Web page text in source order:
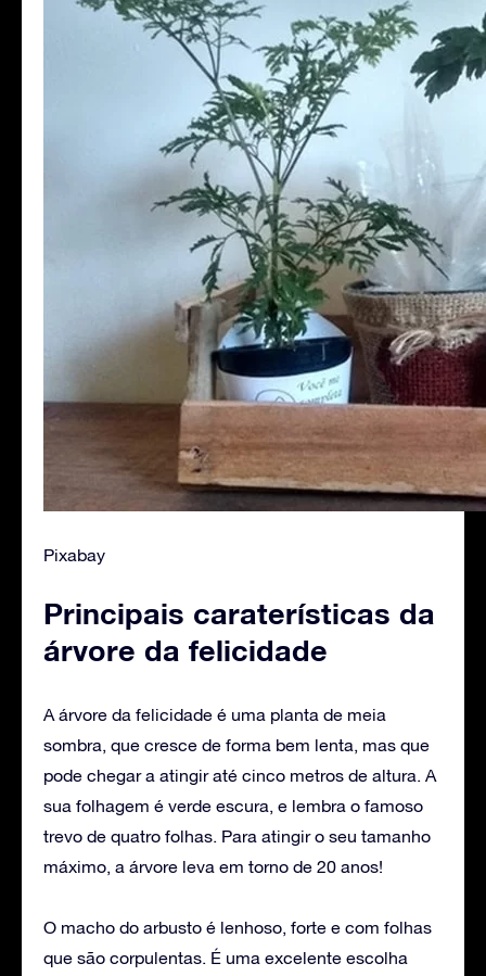
Pixabay
Principais caraterísticas da
árvore da felicidade
‌A árvore da felicidade é uma planta de meia
sombra, que cresce de forma bem lenta, mas que
pode chegar a atingir até cinco metros de altura. A
sua folhagem é verde escura, e lembra o famoso
trevo de quatro folhas. Para atingir o seu tamanho
máximo, a árvore leva em torno de 20 anos!
O macho do arbusto é lenhoso, forte e com folhas
que são corpulentas. É uma excelente escolha